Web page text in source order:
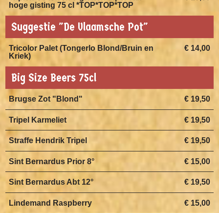
hoge gisting 75 cl *TOP*TOP*TOP
Suggestie "De Vlaamsche Pot"
€ 14,00
Tricolor Palet (Tongerlo Blond/Bruin en
Kriek)
Big Size Beers 75cl
€ 19,50
Brugse Zot "Blond"
€ 19,50
Tripel Karmeliet
€ 19,50
Straffe Hendrik Tripel
€ 15,00
Sint Bernardus Prior 8°
€ 19,50
Sint Bernardus Abt 12°
€ 15,00
Lindemand Raspberry